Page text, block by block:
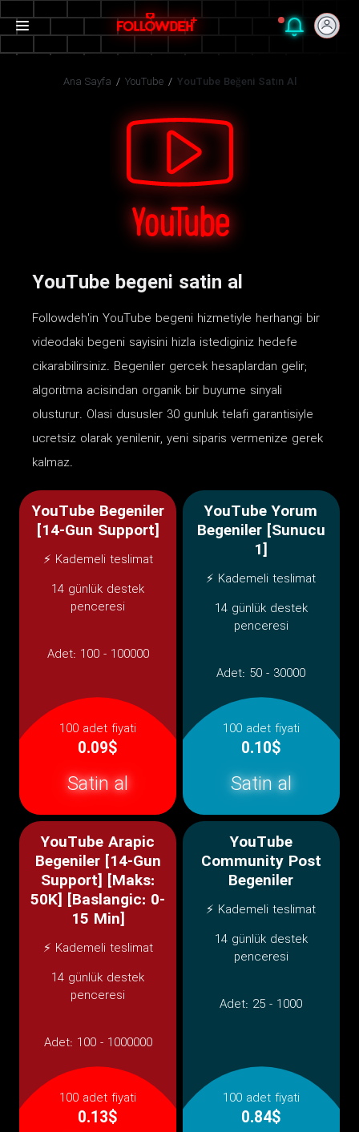
Ana Sayfa / YouTube / YouTube Beğeni Satın Al
YouTube begeni satin al
Followdeh'in YouTube begeni hizmetiyle herhangi bir
videodaki begeni sayisini hizla istediginiz hedefe
cikarabilirsiniz. Begeniler gercek hesaplardan gelir;
algoritma acisindan organik bir buyume sinyali
olusturur. Olasi dususler 30 gunluk telafi garantisiyle
ucretsiz olarak yenilenir, yeni siparis vermenize gerek
kalmaz.
YouTube Begeniler
[14-Gun Support]
⚡ Kademeli teslimat
14 günlük destek
penceresi
Adet: 100 - 100000
100 adet fiyati
0.09$
Satin al
YouTube Yorum
Begeniler [Sunucu
1]
⚡ Kademeli teslimat
14 günlük destek
penceresi
Adet: 50 - 30000
100 adet fiyati
0.10$
Satin al
YouTube Arapic
Begeniler [14-Gun
Support] [Maks:
50K] [Baslangic: 0-
15 Min]
⚡ Kademeli teslimat
14 günlük destek
penceresi
Adet: 100 - 1000000
100 adet fiyati
0.13$
YouTube
Community Post
Begeniler
⚡ Kademeli teslimat
14 günlük destek
penceresi
Adet: 25 - 1000
100 adet fiyati
0.84$